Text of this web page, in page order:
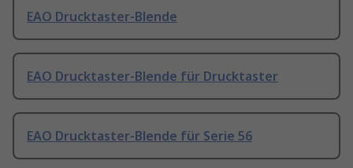
EAO Drucktaster-Blende
EAO Drucktaster-Blende für Drucktaster
EAO Drucktaster-Blende für Serie 56